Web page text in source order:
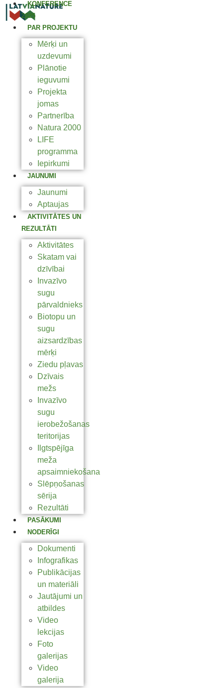
KONFERENCE
2025
PAR PROJEKTU
Mērķi un
uzdevumi
Plānotie
ieguvumi
Projekta
jomas
Partnerība
Natura 2000
LIFE
programma
Iepirkumi
JAUNUMI
Jaunumi
Aptaujas
AKTIVITĀTES UN
REZULTĀTI
Aktivitātes
Skatam vai
dzīvībai
Invazīvo
sugu
pārvaldnieks
Biotopu un
sugu
aizsardzības
mērķi
Ziedu pļavas
Dzīvais
mežs
Invazīvo
sugu
ierobežošanas
teritorijas
Ilgtspējīga
meža
apsaimniekošana
Slēpņošanas
sērija
Rezultāti
PASĀKUMI
NODERĪGI
Dokumenti
Infografikas
Publikācijas
un materiāli
Jautājumi un
atbildes
Video
lekcijas
Foto
galerijas
Video
galerija